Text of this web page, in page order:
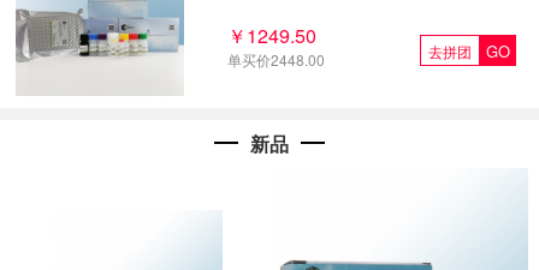
￥1249.50
单买价2448.00 GO
去拼团
新品